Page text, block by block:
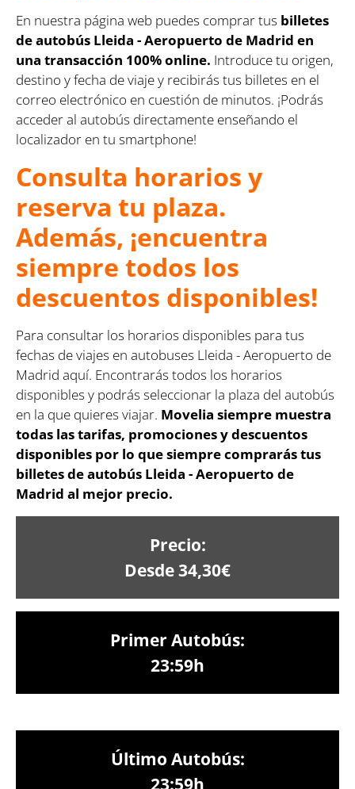
En nuestra página web puedes comprar tus billetes
de autobús Lleida - Aeropuerto de Madrid en
una transacción 100% online. Introduce tu origen,
destino y fecha de viaje y recibirás tus billetes en el
correo electrónico en cuestión de minutos. ¡Podrás
acceder al autobús directamente enseñando el
localizador en tu smartphone!
Consulta horarios y
reserva tu plaza.
Además, ¡encuentra
siempre todos los
descuentos disponibles!
Para consultar los horarios disponibles para tus
fechas de viajes en autobuses Lleida - Aeropuerto de
Madrid aquí. Encontrarás todos los horarios
disponibles y podrás seleccionar la plaza del autobús
en la que quieres viajar. Movelia siempre muestra
todas las tarifas, promociones y descuentos
disponibles por lo que siempre comprarás tus
billetes de autobús Lleida - Aeropuerto de
Madrid al mejor precio.
Precio:
Desde 34,30€
Primer Autobús:
23:59h
Último Autobús:
23:59h